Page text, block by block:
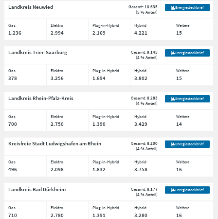
Landkreis Neuwied Gesamt: 10.635
(5 % Anteil)
Energiesteckbrief
Gas Elektro Plug-in-Hybrid Hybrid Weitere
1.236 2.994 2.169 4.221 15
Landkreis Trier-Saarburg Gesamt:9.145
(4 % Anteil)
Energiesteckbrief
Gas Elektro Plug-in-Hybrid Hybrid Weitere
378 3.256 1.694 3.802 15
Landkreis Rhein-Pfalz-Kreis Gesamt:8.283
(4 % Anteil)
Energiesteckbrief
Gas Elektro Plug-in-Hybrid Hybrid Weitere
700 2.750 1.390 3.429 14
Kreisfreie Stadt Ludwigshafen am Rhein Gesamt:8.200
(4 % Anteil)
Energiesteckbrief
Gas Elektro Plug-in-Hybrid Hybrid Weitere
496 2.098 1.832 3.758 16
Landkreis Bad Dürkheim Gesamt:8.177
(4 % Anteil)
Energiesteckbrief
Gas Elektro Plug-in-Hybrid Hybrid Weitere
710 2.780 1.391 3.280 16